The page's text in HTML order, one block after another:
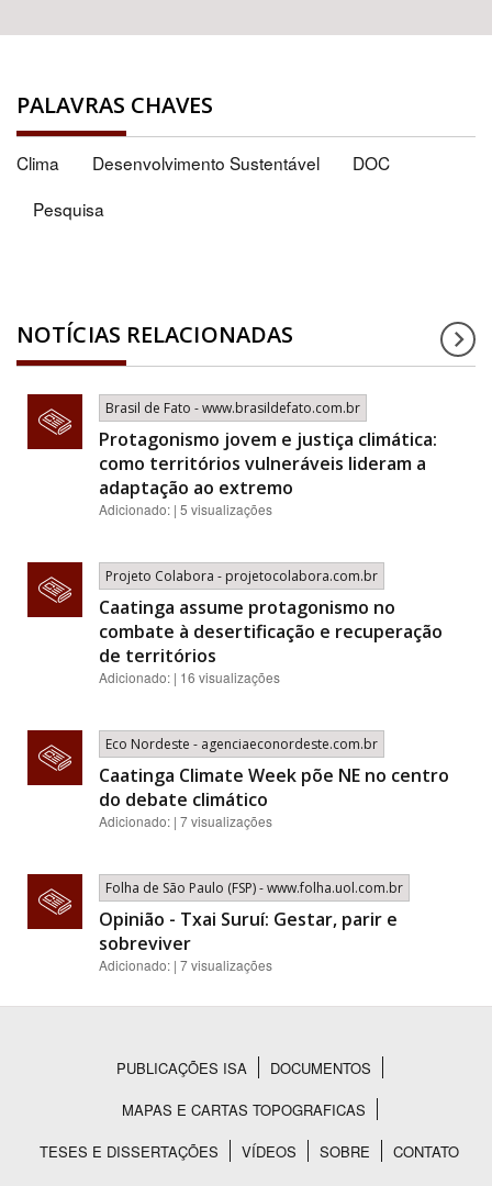
PALAVRAS CHAVES
Clima Desenvolvimento Sustentável
DOC
Pesquisa
NOTÍCIAS RELACIONADAS
Brasil de Fato - www.brasildefato.com.br
Protagonismo jovem e justiça climática:
como territórios vulneráveis lideram a
adaptação ao extremo
Adicionado: | 5 visualizações
Projeto Colabora - projetocolabora.com.br
Caatinga assume protagonismo no
combate à desertificação e recuperação
de territórios
Adicionado: | 16 visualizações
Eco Nordeste - agenciaeconordeste.com.br
Caatinga Climate Week põe NE no centro
do debate climático
Adicionado: | 7 visualizações
Folha de São Paulo (FSP) - www.folha.uol.com.br
Opinião - Txai Suruí: Gestar, parir e
sobreviver
Adicionado: | 7 visualizações
Rodapé
PUBLICAÇÕES ISA
DOCUMENTOS
MAPAS E CARTAS TOPOGRAFICAS
TESES E DISSERTAÇÕES
VÍDEOS SOBRE CONTATO